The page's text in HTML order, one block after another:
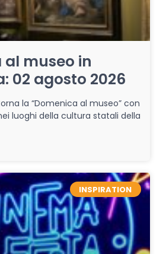
museo in
02 agosto 2026
la “Domenica al museo” con
luoghi della cultura statali della
INSPIRATION